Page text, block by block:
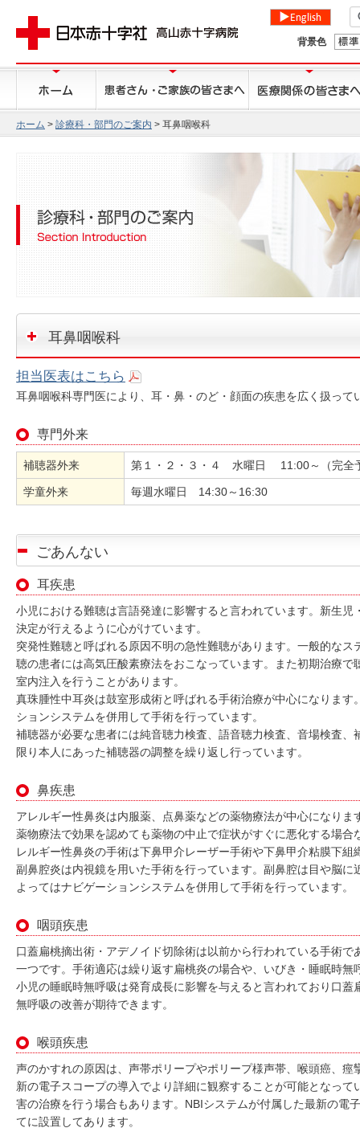
背景色
ホーム > 診療科・部門のご案内 > 耳鼻咽喉科
耳鼻咽喉科
担当医表はこちら
耳鼻咽喉科専門医により、耳・鼻・のど・顔面の疾患を広く扱って
専門外来
補聴器外来 第１・２・３・４ 水曜日 11:00～（完全
学童外来 毎週水曜日 14:30～16:30
ごあんない
耳疾患
小児における難聴は言語発達に影響すると言われています。新生
決定が行えるように心がけています。
突発性難聴と呼ばれる原因不明の急性難聴があります。一般的な
聴の患者には高気圧酸素療法をおこなっています。また初期治療
室内注入を行うことがあります。
真珠腫性中耳炎は鼓室形成術と呼ばれる手術治療が中心になりま
ションシステムを併用して手術を行っています。
補聴器が必要な患者には純音聴力検査、語音聴力検査、音場検査
限り本人にあった補聴器の調整を繰り返し行っています。
鼻疾患
アレルギー性鼻炎は内服薬、点鼻薬などの薬物療法が中心になり
薬物療法で効果を認めても薬物の中止で症状がすぐに悪化する場
レルギー性鼻炎の手術は下鼻甲介レーザー手術や下鼻甲介粘膜下組
副鼻腔炎は内視鏡を用いた手術を行っています。副鼻腔は目や脳
よってはナビゲーションシステムを併用して手術を行っています。
咽頭疾患
口蓋扁桃摘出術・アデノイド切除術は以前から行われている手術
一つです。手術適応は繰り返す扁桃炎の場合や、いびき・睡眠時
小児の睡眠時無呼吸は発育成長に影響を与えると言われており口
無呼吸の改善が期待できます。
喉頭疾患
声のかすれの原因は、声帯ポリープやポリープ様声帯、喉頭癌、
新の電子スコープの導入でより詳細に観察することが可能となっ
害の治療を行う場合もあります。NBIシステムが付属した最新の電
てに設置してあります。